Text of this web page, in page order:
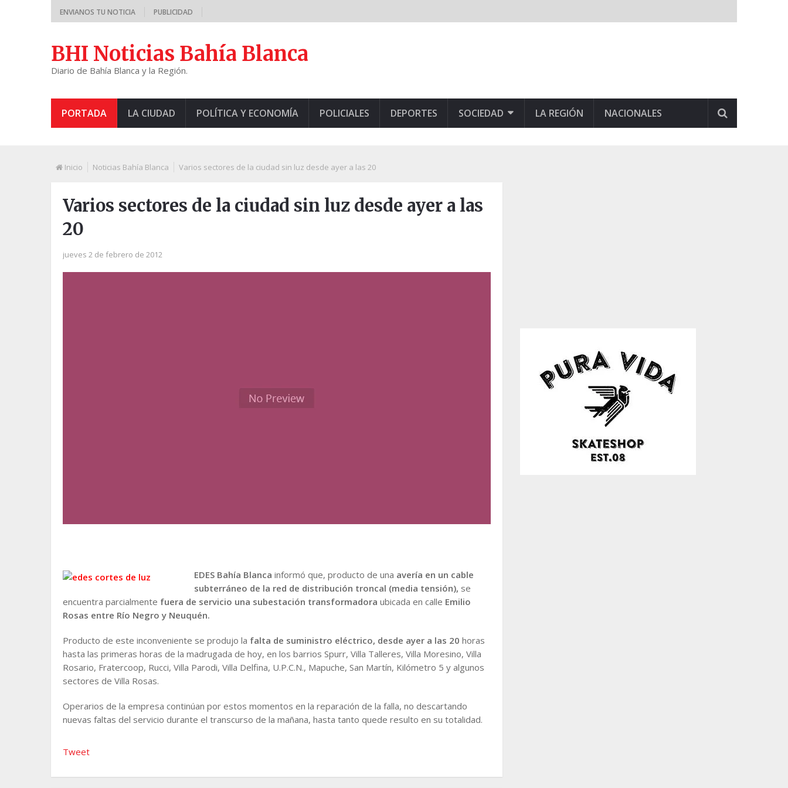
ENVIANOS TU NOTICIA PUBLICIDAD
BHI Noticias Bahía Blanca
Diario de Bahía Blanca y la Región.
PORTADA LA CIUDAD POLÍTICA Y ECONOMÍA POLICIALES DEPORTES SOCIEDAD LA REGIÓN NACIONALES
Inicio Noticias Bahía Blanca Varios sectores de la ciudad sin luz desde ayer a las 20
Varios sectores de la ciudad sin luz desde ayer a las
20
jueves 2 de febrero de 2012
EDES Bahía Blanca informó que, producto de una avería en un cable
subterráneo de la red de distribución troncal (media tensión), se
encuentra parcialmente fuera de servicio una subestación transformadora ubicada en calle Emilio
Rosas entre Río Negro y Neuquén.
Producto de este inconveniente se produjo la falta de suministro eléctrico, desde ayer a las 20 horas
hasta las primeras horas de la madrugada de hoy, en los barrios Spurr, Villa Talleres, Villa Moresino, Villa
Rosario, Fratercoop, Rucci, Villa Parodi, Villa Delfina, U.P.C.N., Mapuche, San Martín, Kilómetro 5 y algunos
sectores de Villa Rosas.
Operarios de la empresa continúan por estos momentos en la reparación de la falla, no descartando
nuevas faltas del servicio durante el transcurso de la mañana, hasta tanto quede resulto en su totalidad.
Tweet